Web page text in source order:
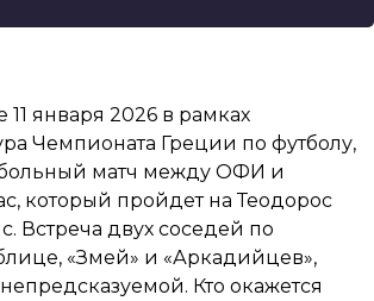
11 января 2026 в рамках
Чемпионата Греции по футболу,
матч между ОФИ и
который пройдет на Теодорос
Встреча двух соседей по
«Змей» и «Аркадийцев»,
Кто окажется